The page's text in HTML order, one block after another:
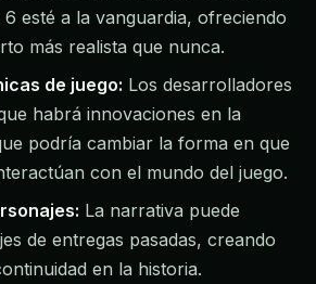
esté a la vanguardia, ofreciendo
más realista que nunca.
de juego: Los desarrolladores
habrá innovaciones en la
podría cambiar la forma en que
con el mundo del juego.
La narrativa puede
de entregas pasadas, creando
en la historia.